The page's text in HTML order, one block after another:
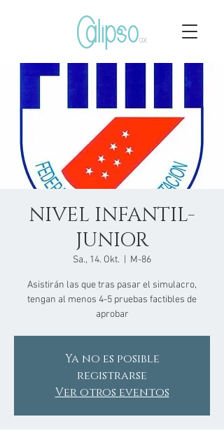
NIVEL INFANTIL-
JUNIOR
Sa., 14. Okt. M-86
Asistirán las que tras pasar el simulacro,
tengan al menos 4-5 pruebas factibles de
aprobar
Ya no es posible
registrarse
Ver otros eventos